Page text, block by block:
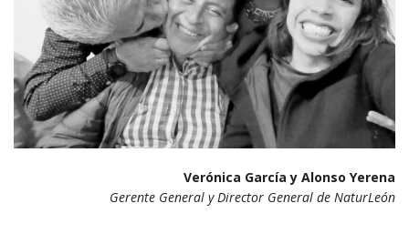
Verónica García y Alonso Yerena
Gerente General yDirector General de NaturLeón